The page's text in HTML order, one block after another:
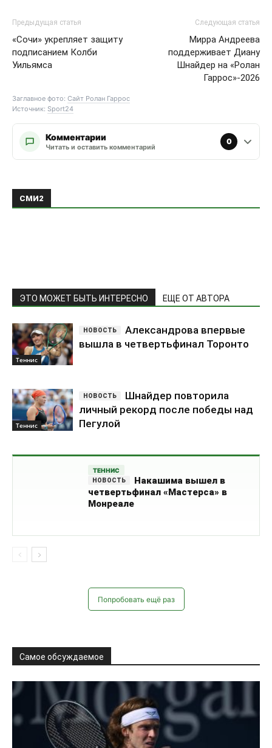
Предыдущая статья
«Сочи» укрепляет защиту
подписанием Колби
Уильямса
Следующая статья
Мирра Андреева
поддерживает Диану
Шнайдер на «Ролан
Гаррос»-2026
Заглавное фото: Сайт Ролан Гаррос
Источник: Sport24
Комментарии
Читать и оставить комментарий
0
личный рекорд после победы над
Пегулой
Монреале
Попробовать ещё раз